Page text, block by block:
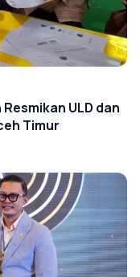
ULD dan
Timur